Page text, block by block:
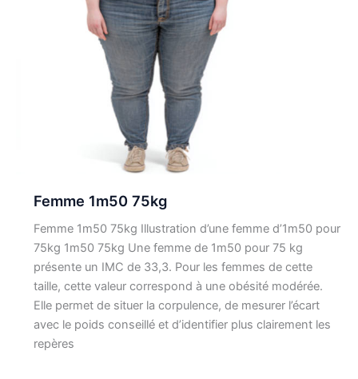
Femme 1m50 75kg
Femme 1m50 75kg Illustration d’une femme d’1m50 pour
75kg 1m50 75kg Une femme de 1m50 pour 75 kg
présente un IMC de 33,3. Pour les femmes de cette
taille, cette valeur correspond à une obésité modérée.
Elle permet de situer la corpulence, de mesurer l’écart
avec le poids conseillé et d’identifier plus clairement les
repères